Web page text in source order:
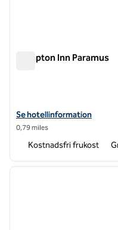
Hampton Inn Paramus
Visa hotelldetaljer för
Se hotellinformation
0,79 miles
Kostnadsfri frukost
1 av 12